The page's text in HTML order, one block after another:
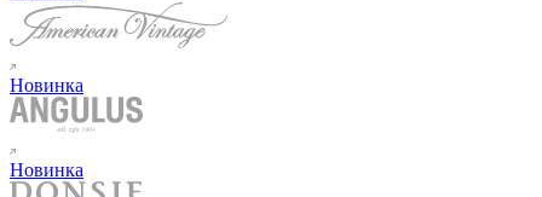
Новинка
Новинка